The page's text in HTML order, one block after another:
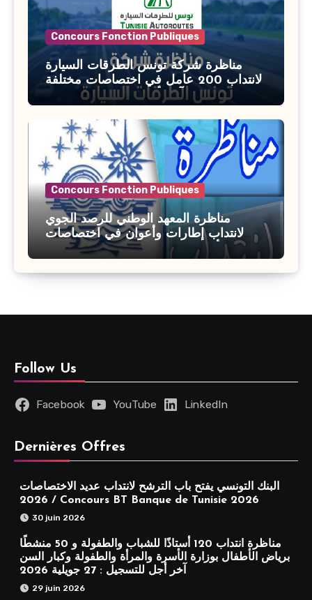
Concours Fonction Publiques
مناظرة شركة تونس الطرقات السيارة
لانتداب 200 عامل في اختصاصات مختلفة
آخر أجل : 21 جويلية 2026
Concours Fonction Publiques
مناظرة المعهد الوطني للرصد الجوي
لانتداب إطارات وأعوان في اختصاصات
مختلفة : أخر اجل للترشح 27 جويلية 2026
Follow Us
Facebook YouTube LinkedIn
Dernières Offres
البنك التونسي يفتح باب الترشح لانتداب عديد الاختصاصات
2026 / Concours BT Banque de Tunisie 2026
30 juin 2026
مناظرة انتداب 120 أستاذًا للشباب والطفولة و 50 منشطًا
برياض الأطفال بوزارة الأسرة والمرأة والطفولة وكبار السن
آخر أجل للتسجيل : 27 جويلية 2026
29 juin 2026